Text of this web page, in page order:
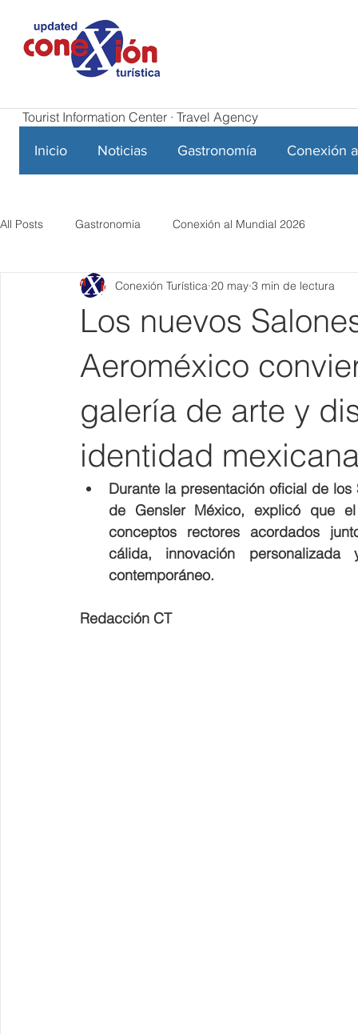
Tourist Information Center · Travel Agency
Inicio Noticias Gastronomía Conexión
All Posts Gastronomia Conexión al Mundial 2026
Los nuevos
Aeroméxico
galería de arte y
identidad
Conexión Turística 20 may 3 min de lectura
Durante la presentación oficial de
de Gensler México, explicó que
conceptos rectores acordados
cálida, innovación
contemporáneo.
Redacción CT